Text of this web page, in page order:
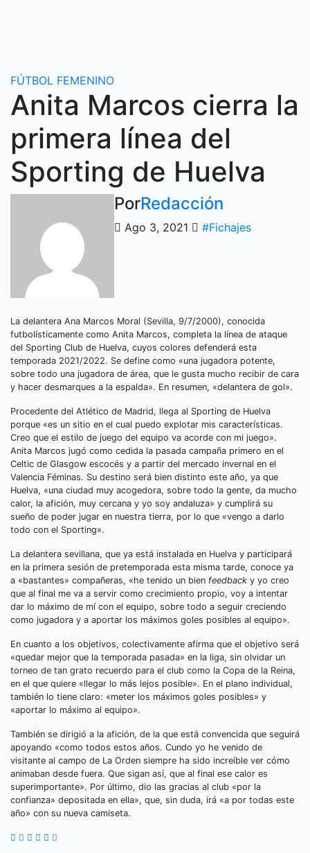
FÚTBOL FEMENINO
Anita Marcos cierra la
primera línea del
Sporting de Huelva
PorRedacción
Ago 3, 2021 #Fichajes
La delantera Ana Marcos Moral (Sevilla, 9/7/2000), conocida
futbolísticamente como Anita Marcos, completa la línea de ataque
del Sporting Club de Huelva, cuyos colores defenderá esta
temporada 2021/2022. Se define como «una jugadora potente,
sobre todo una jugadora de área, que le gusta mucho recibir de cara
y hacer desmarques a la espalda». En resumen, «delantera de gol».
Procedente del Atlético de Madrid, llega al Sporting de Huelva
porque «es un sitio en el cual puedo explotar mis características.
Creo que el estilo de juego del equipo va acorde con mi juego».
Anita Marcos jugó como cedida la pasada campaña primero en el
Celtic de Glasgow escocés y a partir del mercado invernal en el
Valencia Féminas. Su destino será bien distinto este año, ya que
Huelva, «una ciudad muy acogedora, sobre todo la gente, da mucho
calor, la afición, muy cercana y yo soy andaluza» y cumplirá su
sueño de poder jugar en nuestra tierra, por lo que «vengo a darlo
todo con el Sporting».
La delantera sevillana, que ya está instalada en Huelva y participará
en la primera sesión de pretemporada esta misma tarde, conoce ya
a «bastantes» compañeras, «he tenido un bien feedback y yo creo
que al final me va a servir como crecimiento propio, voy a intentar
dar lo máximo de mí con el equipo, sobre todo a seguir creciendo
como jugadora y a aportar los máximos goles posibles al equipo».
En cuanto a los objetivos, colectivamente afirma que el objetivo será
«quedar mejor que la temporada pasada» en la liga, sin olvidar un
torneo de tan grato recuerdo para el club como la Copa de la Reina,
en el que quiere «llegar lo más lejos posible». En el plano individual,
también lo tiene claro: «meter los máximos goles posibles» y
«aportar lo máximo al equipo».
También se dirigió a la afición, de la que está convencida que seguirá
apoyando «como todos estos años. Cundo yo he venido de
visitante al campo de La Orden siempre ha sido increíble ver cómo
animaban desde fuera. Que sigan así, que al final ese calor es
superimportante». Por último, dio las gracias al club «por la
confianza» depositada en ella», que, sin duda, irá «a por todas este
año» con su nueva camiseta.